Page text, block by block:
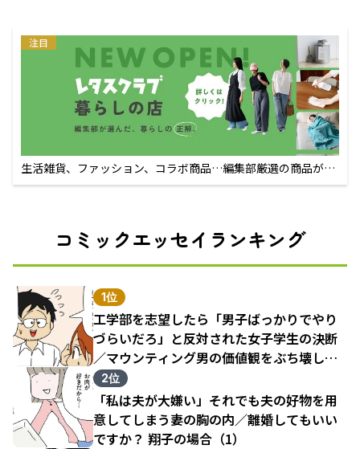
注目
生活雑貨、ファッション、コラボ商品…編集部厳選の商品が買
えるECサイト
コミックエッセイランキング
1位
工学部を志望したら「男子ばっかりでやり
づらいだろ」と反対された女子学生の決断
／マウンティング男の価値観をぶち壊した
結果（1）
2位
「私は夫が大嫌い」それでも夫の好物を用
意してしまう妻の胸の内／離婚してもいい
ですか？ 翔子の場合（1）